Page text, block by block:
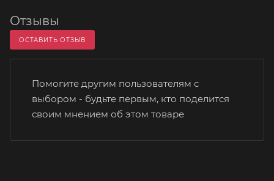
Отзывы
ОСТАВИТЬ ОТЗЫВ
Помогите другим пользователям с
выбором - будьте первым, кто поделится
своим мнением об этом товаре